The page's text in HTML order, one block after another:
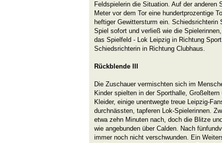
Feldspielerin die Situation. Auf der anderen
Meter vor dem Tor eine hundertprozentige
heftiger Gewittersturm ein. Schiedsrichterin
Spiel sofort und verließ wie die
das Spielfeld - Lok Leipzig in Richtung
Schiedsrichterin in Richtung Clubhaus.
Rückblende III
Die Zuschauer vermischten sich im
Kinder spielten in der Sporthalle,
Kleider, einige unentwegte treue Leipzig-
durchnässten, tapferen Lok-Spielerinnen.
etwa zehn Minuten nach, doch die Blitze
wie angebunden über Calden. Nach
immer noch nicht verschwunden. Ein